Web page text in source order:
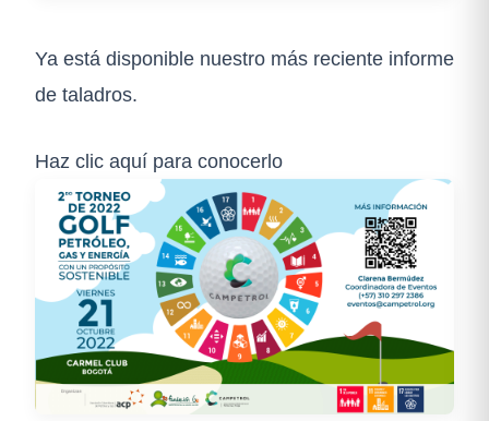
Ya está disponible nuestro más reciente informe
de taladros.
Haz clic aquí para conocerlo